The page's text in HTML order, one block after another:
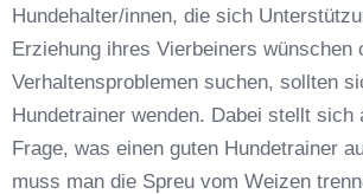
Anschrift
Hundehalter/innen, die sich
Erziehung ihres Vierbeiners wünschen
Verhaltensproblemen suchen, sollten
Hundetrainer wenden. Dabei stellt sich
Frage, was einen guten Hundetrainer
muss man die Spreu vom Weizen